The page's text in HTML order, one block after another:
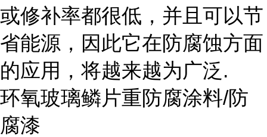
或修补率都很低，并且可以节
省能源，因此它在防腐蚀方面
的应用，将越来越为广泛.
环氧玻璃鳞片重防腐涂料/防
腐漆